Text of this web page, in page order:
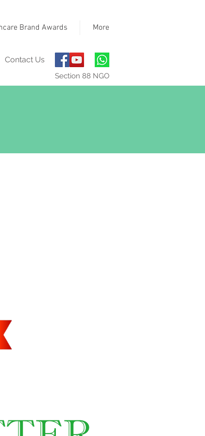
Brand Awards More
Contact Us
Section 88 NGO